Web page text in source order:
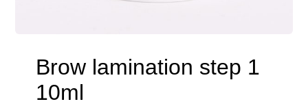
Brow lamination step 1
10ml